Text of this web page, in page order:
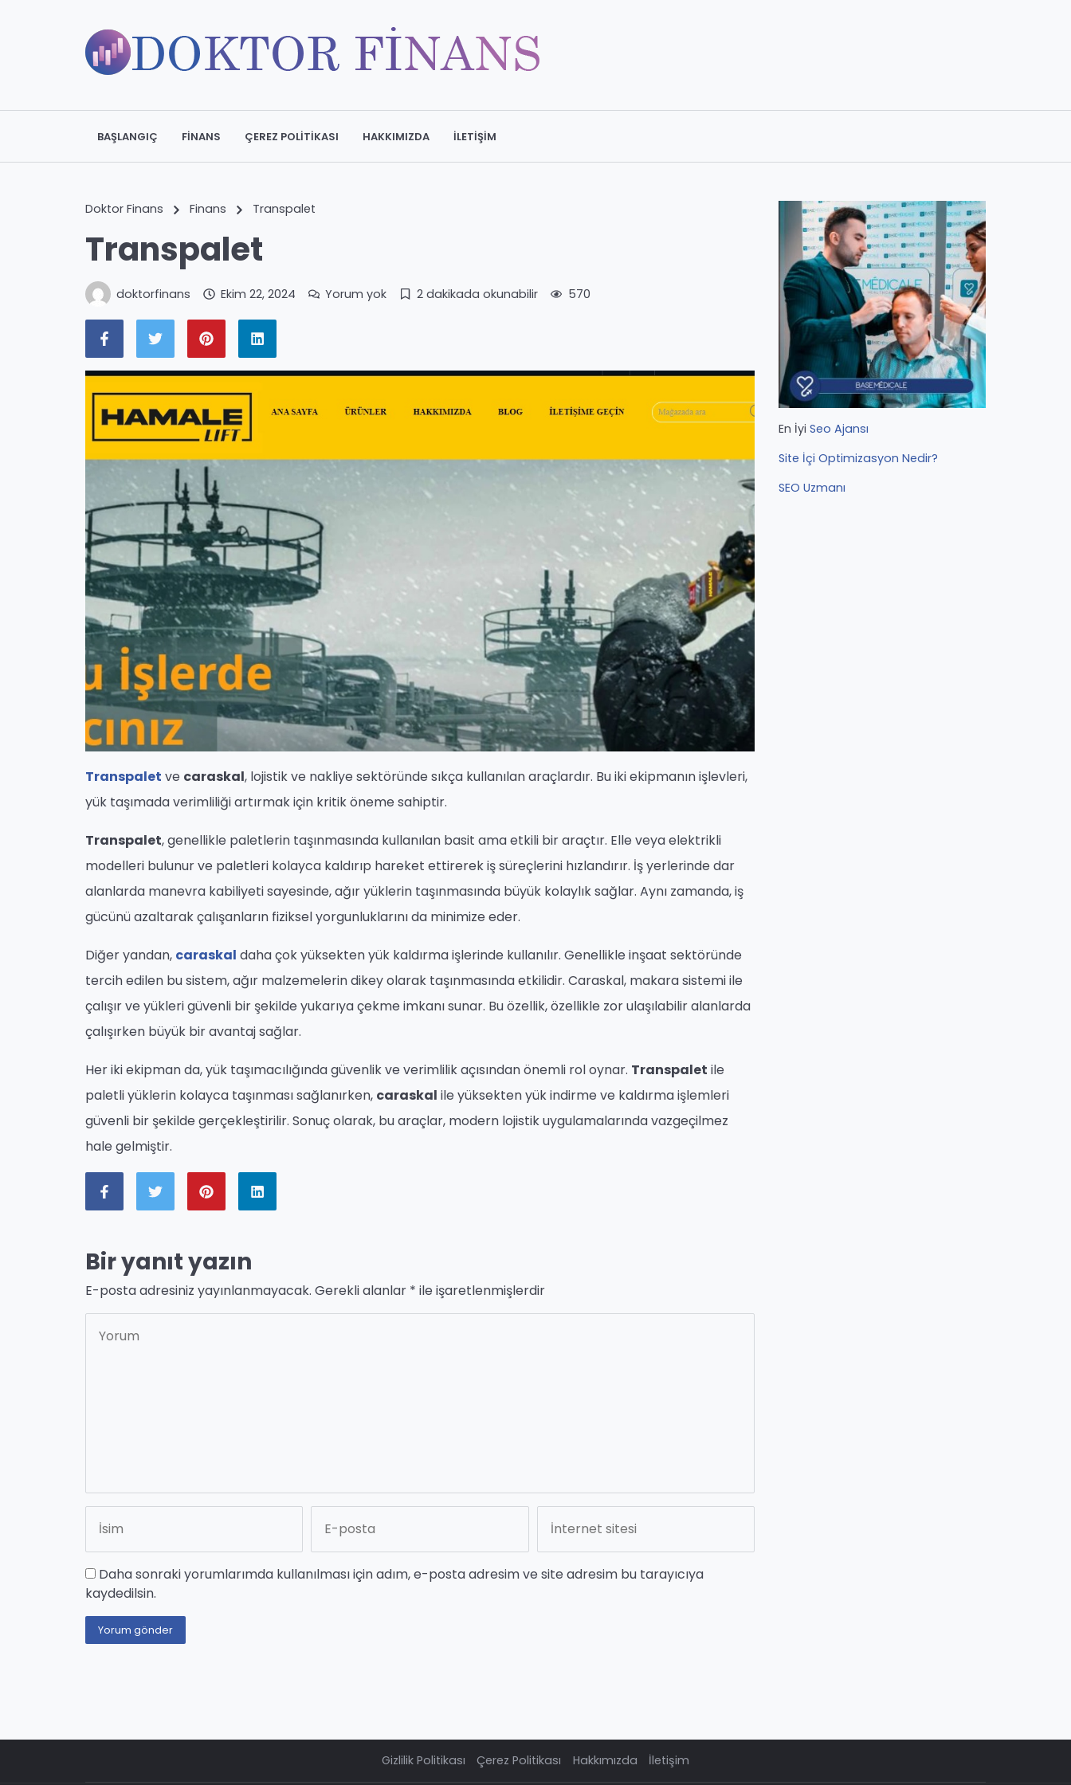
BAŞLANGIÇ FINANS ÇEREZ POLITIKASI HAKKIMIZDA İLETIŞIM
Doktor Finans Finans Transpalet
Transpalet
doktorfinans Ekim 22, 2024 Yorum yok 2 dakikada okunabilir 570
Transpalet ve caraskal, lojistik ve nakliye sektöründe sıkça kullanılan araçlardır. Bu iki ekipmanın işlevleri,
yük taşımada verimliliği artırmak için kritik öneme sahiptir.
Transpalet, genellikle paletlerin taşınmasında kullanılan basit ama etkili bir araçtır. Elle veya elektrikli
modelleri bulunur ve paletleri kolayca kaldırıp hareket ettirerek iş süreçlerini hızlandırır. İş yerlerinde dar
alanlarda manevra kabiliyeti sayesinde, ağır yüklerin taşınmasında büyük kolaylık sağlar. Aynı zamanda, iş
gücünü azaltarak çalışanların fiziksel yorgunluklarını da minimize eder.
Diğer yandan, caraskal daha çok yüksekten yük kaldırma işlerinde kullanılır. Genellikle inşaat sektöründe
tercih edilen bu sistem, ağır malzemelerin dikey olarak taşınmasında etkilidir. Caraskal, makara sistemi ile
çalışır ve yükleri güvenli bir şekilde yukarıya çekme imkanı sunar. Bu özellik, özellikle zor ulaşılabilir alanlarda
çalışırken büyük bir avantaj sağlar.
Her iki ekipman da, yük taşımacılığında güvenlik ve verimlilik açısından önemli rol oynar. Transpalet ile
paletli yüklerin kolayca taşınması sağlanırken, caraskal ile yüksekten yük indirme ve kaldırma işlemleri
güvenli bir şekilde gerçekleştirilir. Sonuç olarak, bu araçlar, modern lojistik uygulamalarında vazgeçilmez
hale gelmiştir.
Bir yanıt yazın
E-posta adresiniz yayınlanmayacak. Gerekli alanlar * ile işaretlenmişlerdir
Daha sonraki yorumlarımda kullanılması için adım, e-posta adresim ve site adresim bu tarayıcıya
kaydedilsin.
En İyi Seo Ajansı
Site İçi Optimizasyon Nedir?
SEO Uzmanı
Gizlilik Politikası Çerez Politikası Hakkımızda İletişim